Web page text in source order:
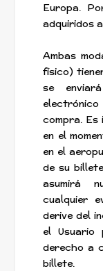
Europa.
adquiridos
Ambas
físico)
se
compra. Es
en el
en el
de su
asumirá
cualquier
derive del
el Usuario
derecho a
billete.